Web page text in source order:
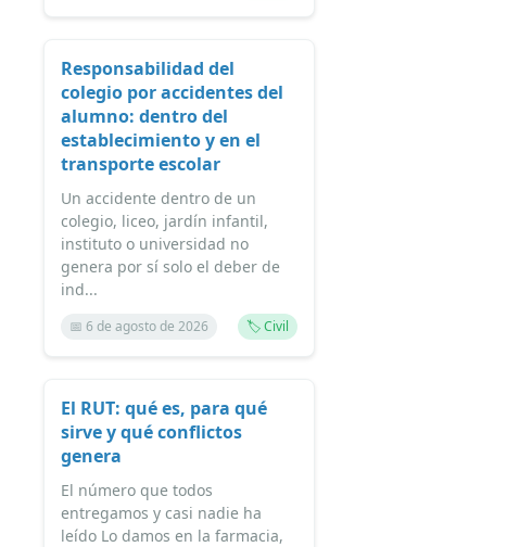
Responsabilidad del
colegio por accidentes del
alumno: dentro del
establecimiento y en el
transporte escolar
Un accidente dentro de un
colegio, liceo, jardín infantil,
instituto o universidad no
genera por sí solo el deber de
ind...
📅 6 de agosto de 2026 🏷️ Civil
El RUT: qué es, para qué
sirve y qué conflictos
genera
El número que todos
entregamos y casi nadie ha
leído Lo damos en la farmacia,